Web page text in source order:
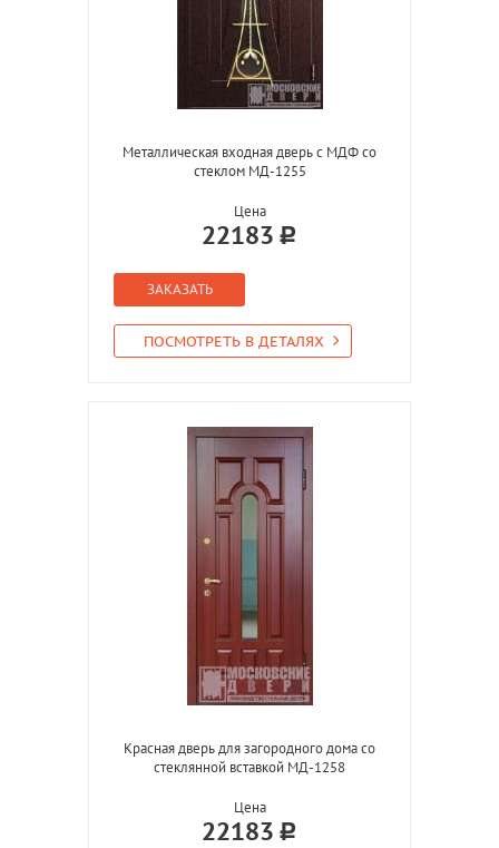
Металлическая входная дверь с МДФ со
стеклом МД-1255
Цена
22183
ЗАКАЗАТЬ
ПОСМОТРЕТЬ В ДЕТАЛЯХ
Красная дверь для загородного дома со
стеклянной вставкой МД-1258
Цена
22183